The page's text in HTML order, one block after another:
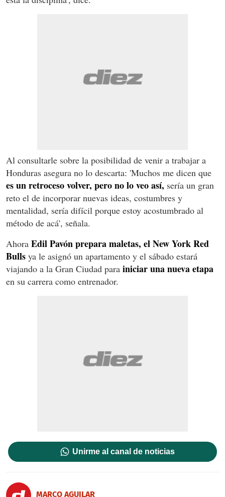
Al consultarle sobre la posibilidad de venir a trabajar a
Honduras asegura no lo descarta: 'Muchos me dicen que
es un retroceso volver, pero no lo veo así, sería un gran
reto el de incorporar nuevas ideas, costumbres y
mentalidad, sería difícil porque estoy acostumbrado al
método de acá', señala.
Ahora Edil Pavón prepara maletas, el New York Red
Bulls ya le asignó un apartamento y el sábado estará
viajando a la Gran Ciudad para iniciar una nueva etapa
en su carrera como entrenador.
Unirme al canal de noticias
MARCO AGUILAR